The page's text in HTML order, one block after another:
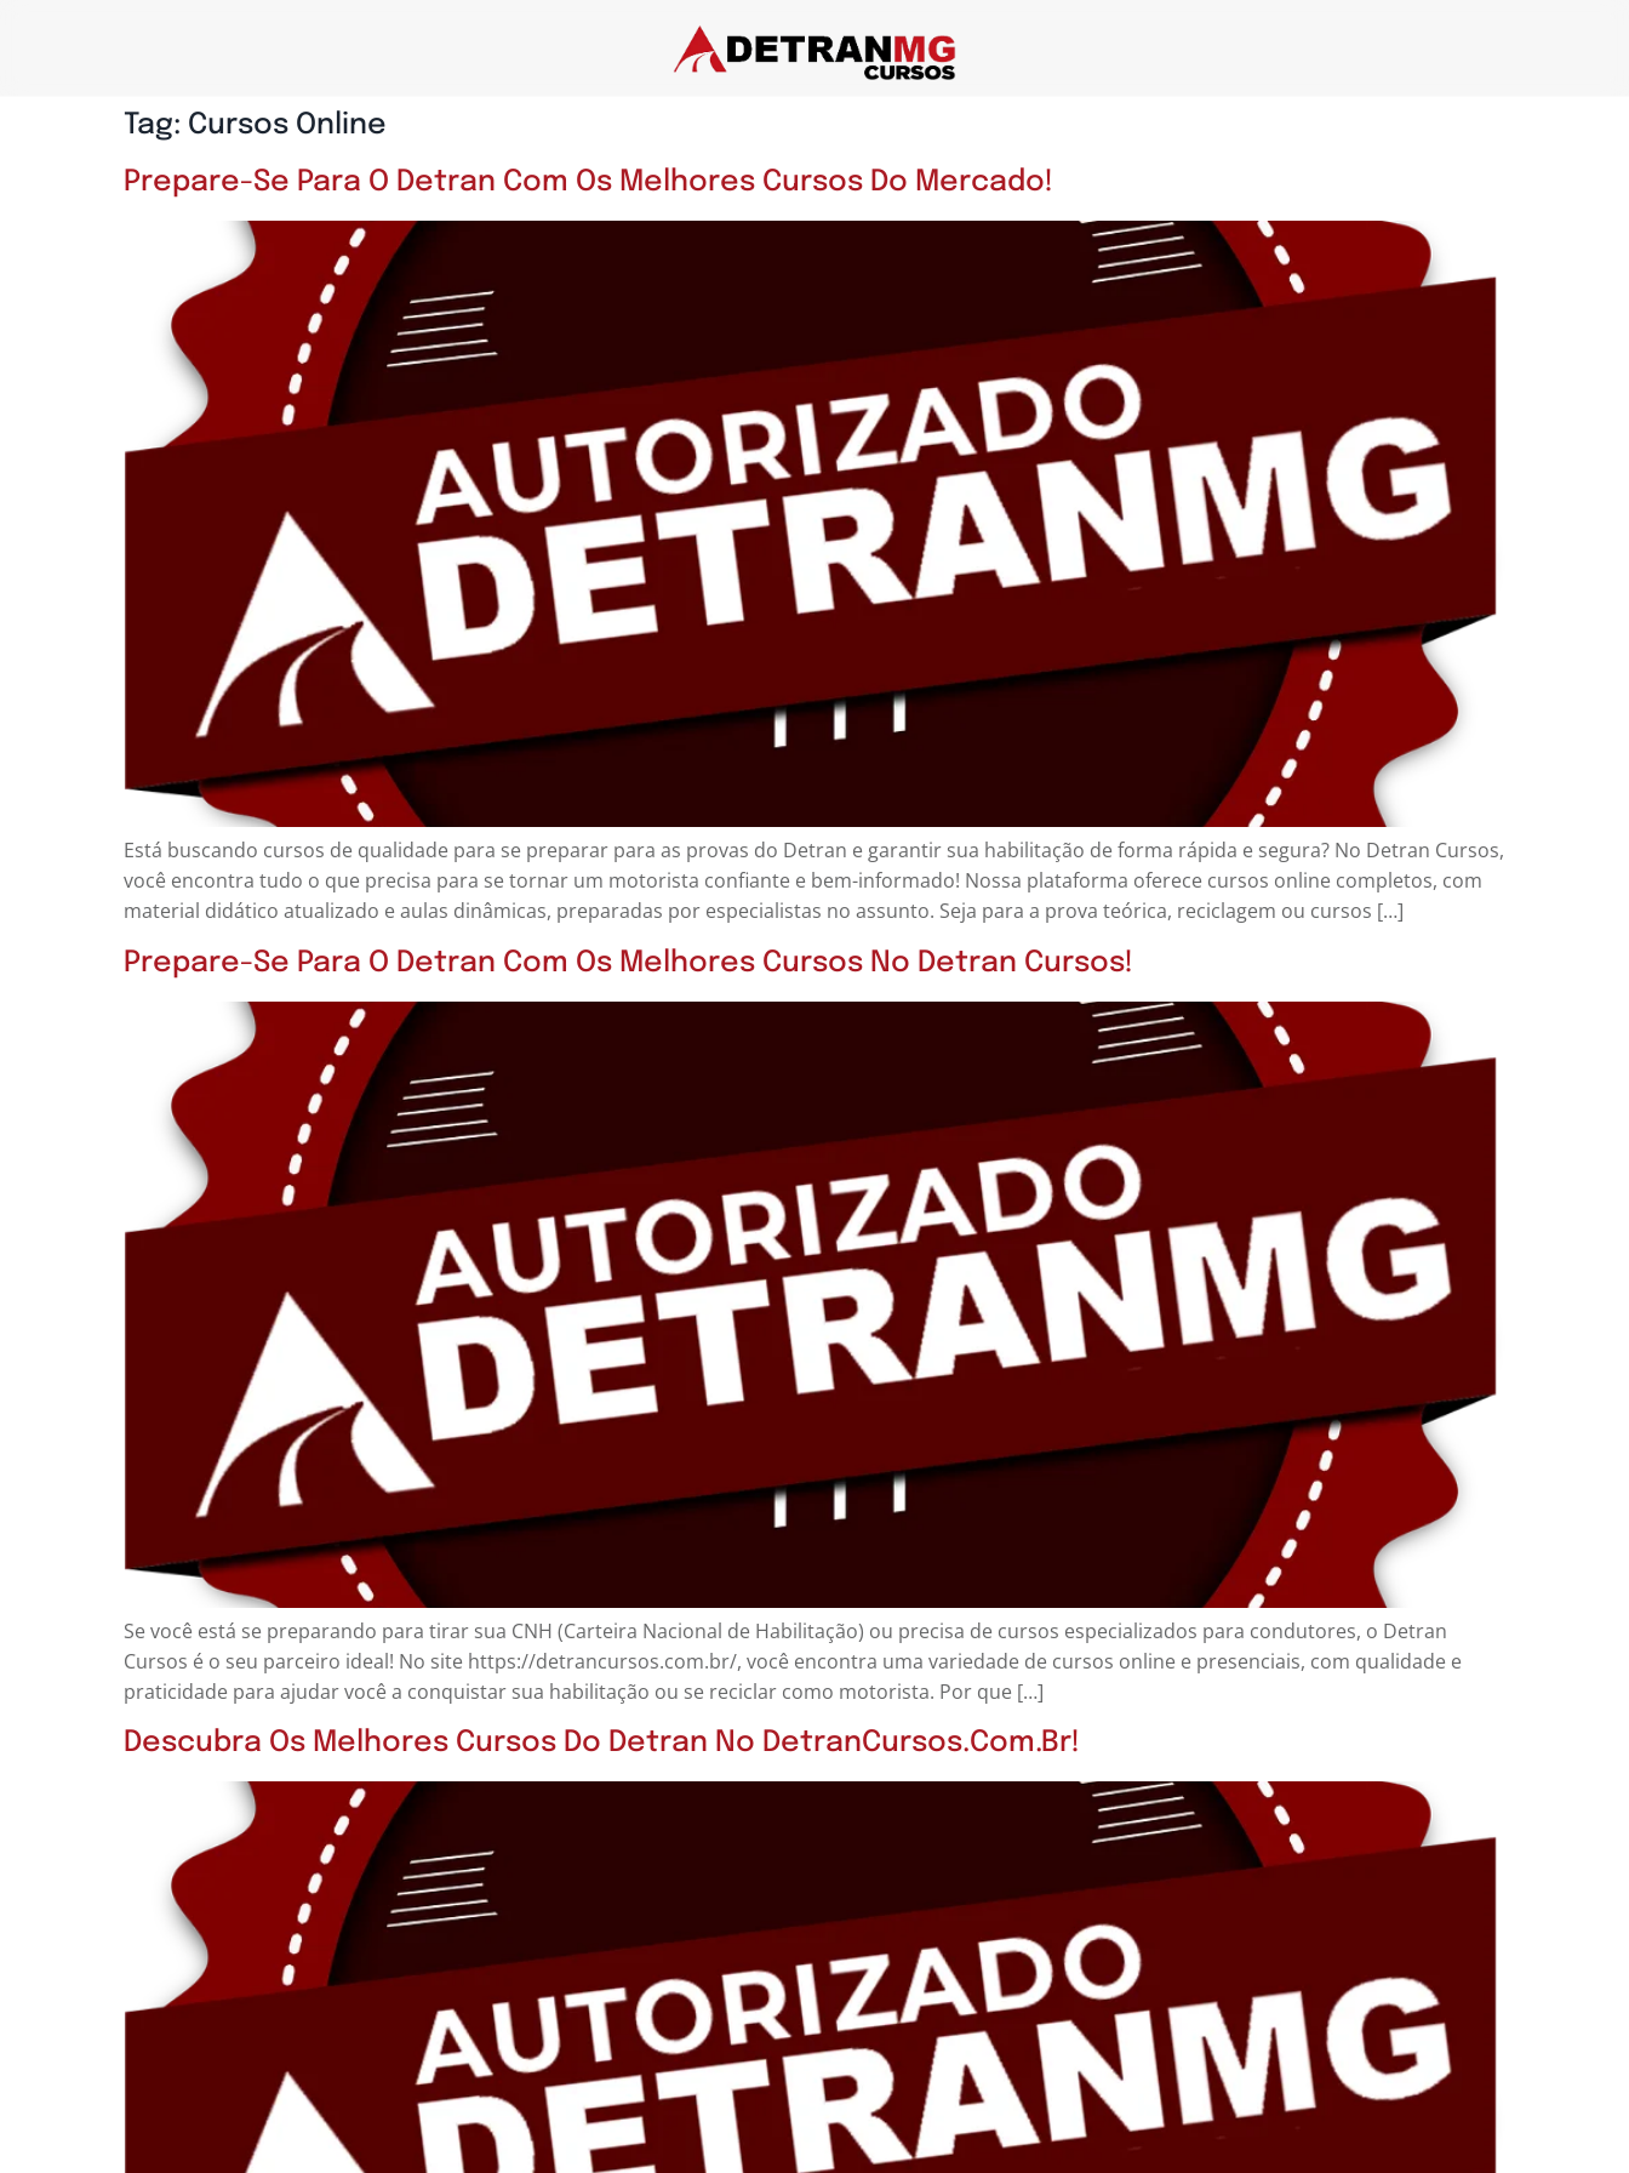
Tag: Cursos Online
Prepare-Se Para O Detran Com Os Melhores Cursos Do Mercado!
Está buscando cursos de qualidade para se preparar para as provas do Detran e garantir sua habilitação de forma rápida e segura? No Detran Cursos,
você encontra tudo o que precisa para se tornar um motorista confiante e bem-informado! Nossa plataforma oferece cursos online completos, com
material didático atualizado e aulas dinâmicas, preparadas por especialistas no assunto. Seja para a prova teórica, reciclagem ou cursos […]
Prepare-Se Para O Detran Com Os Melhores Cursos No Detran Cursos!
Se você está se preparando para tirar sua CNH (Carteira Nacional de Habilitação) ou precisa de cursos especializados para condutores, o Detran
Cursos é o seu parceiro ideal! No site https://detrancursos.com.br/, você encontra uma variedade de cursos online e presenciais, com qualidade e
praticidade para ajudar você a conquistar sua habilitação ou se reciclar como motorista. Por que […]
Descubra Os Melhores Cursos Do Detran No DetranCursos.com.br!